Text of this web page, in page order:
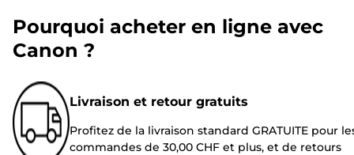
Pourquoi acheter en ligne avec
Canon ?
Livraison et retour gratuits
Profitez de la livraison standard GRATUITE pour
commandes de 30,00 CHF et plus, et de retours